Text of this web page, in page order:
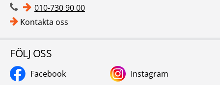
010-730 90 00
Kontakta oss
FÖLJ OSS
Facebook
Instagram